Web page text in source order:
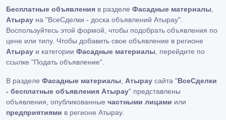
Бесплатные объявления в разделе Фасадные материалы
Атырау на "ВсеСделки - доска объявлений Атырау".
Воспользуйтесь этой формой, чтобы подобрать объявления по
цене или типу. Чтобы добавить свое объявление в регионе
Атырау и категории Фасадные материалы , перейдите по
ссылке "Подать объявление"
В разделе Фасадные материалы Атырау сайта "ВсеСделки
- бесплатные объявления Атырау" представлены
объявления, опубликованные частными лицами или
предприятиями в регионе Атырау.